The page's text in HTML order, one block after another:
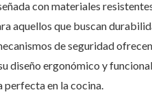
con materiales
aquellos que buscan
de seguridad
diseño ergonómico y
perfecta en la cocina.